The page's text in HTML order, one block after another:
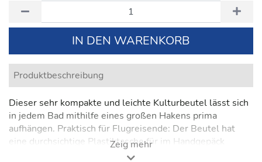
IN DEN WARENKORB
Produktbeschreibung
Dieser sehr kompakte und leichte Kulturbeutel lässt sich
in jedem Bad mithilfe eines großen Hakens prima
aufhängen. Praktisch für Flugreisende: Der Beutel hat
eine durchsichtige Plastiktasche für im Handgepäck
mitgeführte Flüssigkeiten, die sich problemlos aus dem
Zeig mehr